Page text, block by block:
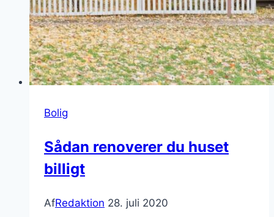
Bolig
Sådan renoverer du huset
billigt
AfRedaktion 28. juli 2020